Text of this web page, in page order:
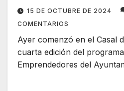
15 DE OCTUBRE DE 2024
COMENTARIOS
Ayer comenzó en el Casal
cuarta edición del
Emprendedores del